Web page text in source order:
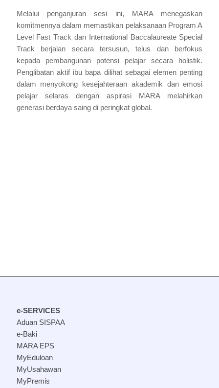
Melalui penganjuran sesi ini, MARA menegaskan
komitmennya dalam memastikan pelaksanaan Program A
Level Fast Track dan International Baccalaureate Special
Track berjalan secara tersusun, telus dan berfokus
kepada pembangunan potensi pelajar secara holistik.
Penglibatan aktif ibu bapa dilihat sebagai elemen penting
dalam menyokong kesejahteraan akademik dan emosi
pelajar selaras dengan aspirasi MARA melahirkan
generasi berdaya saing di peringkat global.
e-SERVICES
Aduan SISPAA
e-Baki
MARA EPS
MyEduloan
MyUsahawan
MyPremis